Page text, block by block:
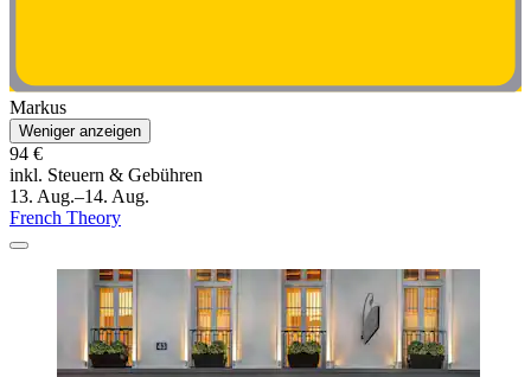
Markus
Weniger anzeigen
94 €
inkl. Steuern & Gebühren
13. Aug.–14. Aug.
French Theory